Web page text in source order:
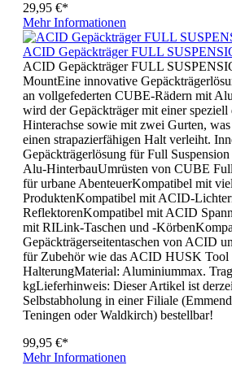
29,95 €*
Mehr Informationen
ACID Gepäckträger FULL
ACID Gepäckträger FULL
MountEine innovative
an vollgefederten CUBE-Rädern mit
wird der Gepäckträger mit einer speziell
Hinterachse sowie mit zwei Gurten,
einen strapazierfähigen Halt verleiht.
Gepäckträgerlösung für Full
Alu-HinterbauUmrüsten von CUBE
für urbane AbenteuerKompatibel mit
ProduktenKompatibel mit ACID-
ReflektorenKompatibel mit ACID
mit RILink-Taschen und -
Gepäckträgerseitentaschen von ACID
für Zubehör wie das ACID HUSK Tool
HalterungMaterial: Aluminiummax.
kgLieferhinweis: Dieser Artikel ist
Selbstabholung in einer Filiale
Teningen oder Waldkirch) bestellbar!
99,95 €*
Mehr Informationen